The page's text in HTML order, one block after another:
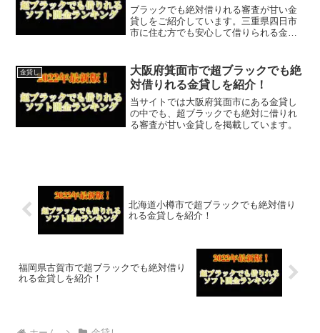
ブラックでも絶対借りれる審査が甘い金
貸しをご紹介しています。三重県四日市
市に住む方でも安心して借りられる金貸
はなく、国または三重県四日市市で貸金
業登録をしている正規の金...
金貸し
大阪府箕面市で超ブラックでも絶
対借りれる金貸しを紹介！
当サイトでは大阪府箕面市にある金貸し
の中でも、超ブラックでも絶対に借りれ
る審査が甘い金貸しを掲載しています。
北海道小樽市で超ブラックでも絶対借り
れる金貸しを紹介！
福岡県古賀市で超ブラックでも絶対借り
れる金貸しを紹介！